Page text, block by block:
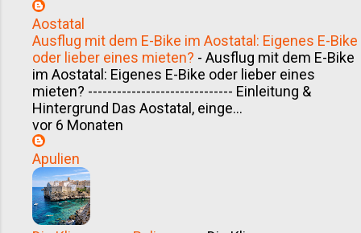
Aostatal
Ausflug mit dem E-Bike im Aostatal: Eigenes E-Bike
oder lieber eines mieten? - Ausflug mit dem E-Bike
im Aostatal: Eigenes E-Bike oder lieber eines
mieten? ------------------------------ Einleitung &
Hintergrund Das Aostatal, einge...
vor 6 Monaten
Apulien